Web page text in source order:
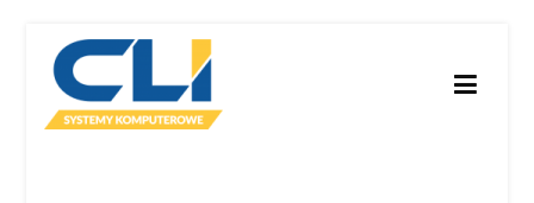
Przejdź
treści